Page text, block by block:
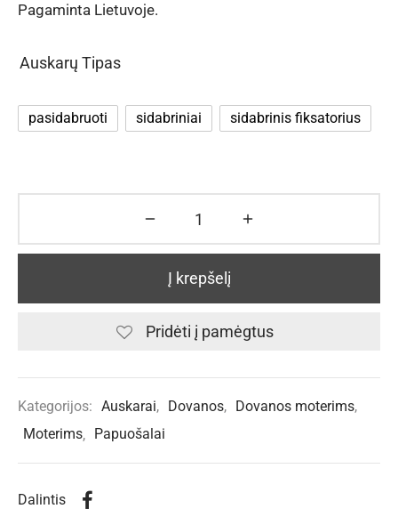
Pagaminta Lietuvoje.
Auskarų Tipas
pasidabruoti sidabriniai sidabrinis fiksatorius
Į krepšelį
Pridėti į pamėgtus
Kategorijos: Auskarai, Dovanos, Dovanos moterims,
Moterims, Papuošalai
Dalintis